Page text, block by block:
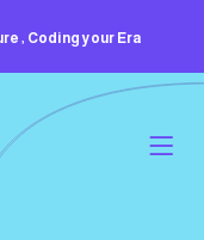
, Coding your Era